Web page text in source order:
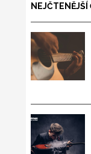
NEJČTENĚJŠÍ